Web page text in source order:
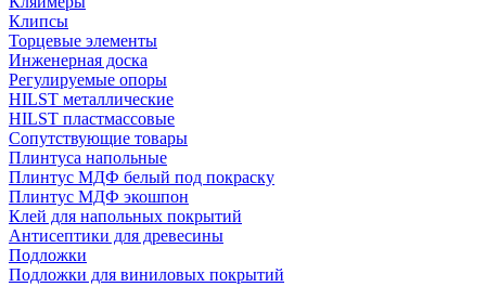
Клипсы
Торцевые элементы
Инженерная доска
Регулируемые опоры
HILST металлические
HILST пластмассовые
Сопутствующие товары
Плинтуса напольные
Плинтус МДФ белый под покраску
Плинтус МДФ экошпон
Клей для напольных покрытий
Антисептики для древесины
Подложки
Подложки для виниловых покрытий